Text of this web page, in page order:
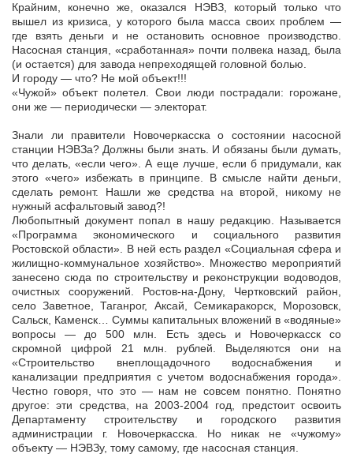
Крайним, конечно же, оказался НЭВЗ, который только что
вышел из кризиса, у которого была масса своих проблем —
где взять деньги и не остановить основное производство.
Насосная станция, «сработанная» почти полвека назад, была
(и остается) для завода непреходящей головной болью.
И городу — что? Не мой объект!!!
«Чужой» объект полетел. Свои люди пострадали: горожане,
они же — периодически — электорат.
Знали ли правители Новочеркасска о состоянии насосной
станции НЭВЗа? Должны были знать. И обязаны были думать,
что делать, «если чего». А еще лучше, если б придумали, как
этого «чего» избежать в принципе. В смысле найти деньги,
сделать ремонт. Нашли же средства на второй, никому не
нужный асфальтовый завод?!
Любопытный документ попал в нашу редакцию. Называется
«Программа экономического и социального развития
Ростовской области». В ней есть раздел «Социальная сфера и
жилищно-коммунальное хозяйство». Множество мероприятий
занесено сюда по строительству и реконструкции водоводов,
очистных сооружений. Ростов-на-Дону, Чертковский район,
село Заветное, Таганрог, Аксай, Семикаракорск, Морозовск,
Сальск, Каменск… Суммы капитальных вложений в «водяные»
вопросы — до 500 млн. Есть здесь и Новочеркасск со
скромной цифрой 21 млн. рублей. Выделяются они на
«Строительство внеплощадочного водоснабжения и
канализации предприятия с учетом водоснабжения города».
Честно говоря, что это — нам не совсем понятно. Понятно
другое: эти средства, на 2003-2004 год, предстоит освоить
Департаменту строительству и городского развития
администрации г. Новочеркасска. Но никак не «чужому»
объекту — НЭВЗу, тому самому, где насосная станция.